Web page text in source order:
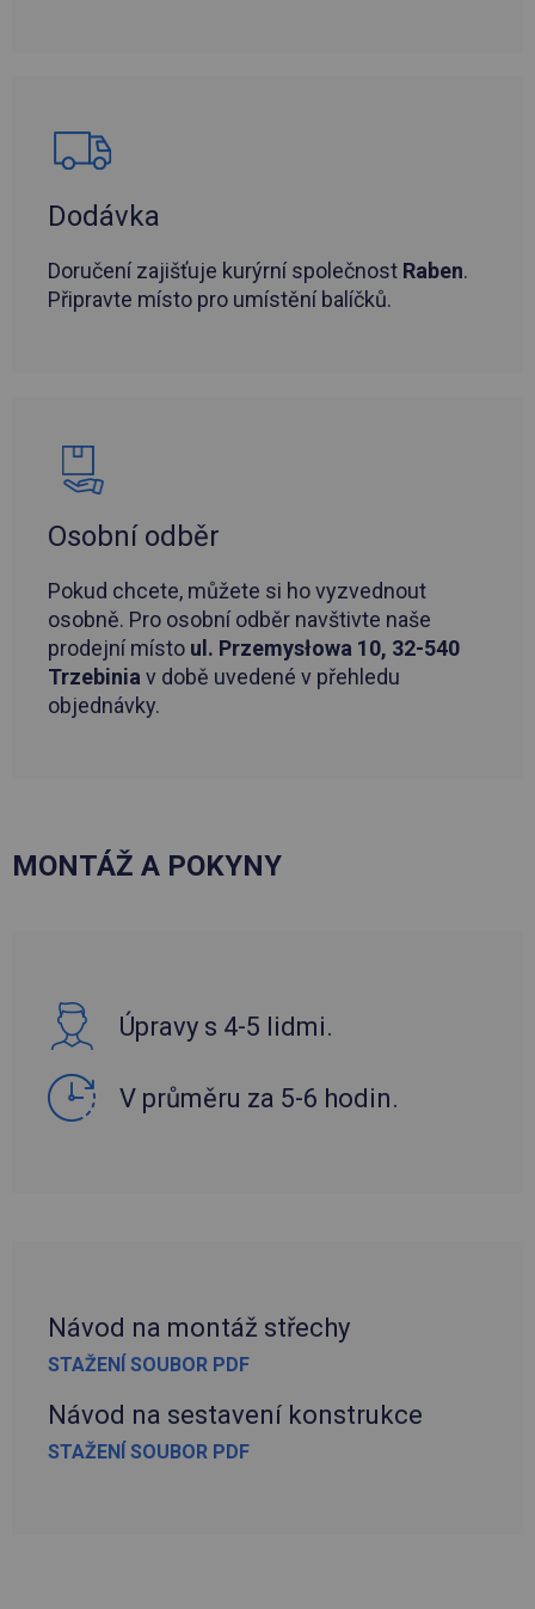
Dodávka
Doručení zajišťuje kurýrní společnost Raben.
Připravte místo pro umístění balíčků.
Osobní odběr
Pokud chcete, můžete si ho vyzvednout
osobně. Pro osobní odběr navštivte naše
prodejní místo ul. Przemysłowa 10, 32-540
Trzebiniav době uvedené v přehledu
objednávky.
MONTÁŽ A POKYNY
Úpravy s 4-5 lidmi.
V průměru za 5-6 hodin.
Návod na montáž střechy
STAŽENÍ SOUBOR PDF
Návod na sestavení konstrukce
STAŽENÍ SOUBOR PDF